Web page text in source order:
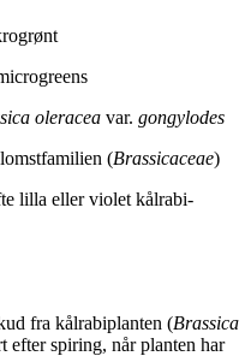
oleracea var. gongylodes
(Brassicaceae)
lilla eller violet kålrabi-
fra kålrabiplanten (Brassica
efter spiring, når planten har